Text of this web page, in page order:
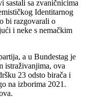
sastali sa zvaničnicima
Identitarnog
bi razgovarali o
i neke s nemačkim
a u Bundestag je
istraživanjima, ova
23 odsto birača i
na izborima 2021.